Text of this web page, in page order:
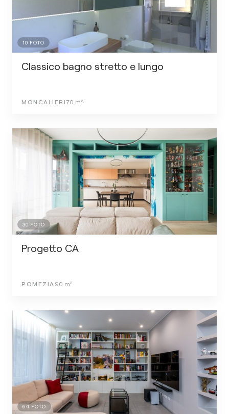
10 FOTO
Classico bagno stretto e lungo
MONCALIERI70 m²
30 FOTO
Progetto CA
POMEZIA 90 m²
64 FOTO